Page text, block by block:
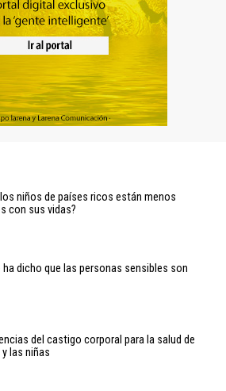
niños de países ricos están menos
con sus vidas?
ha dicho que las personas sensibles son
del castigo corporal para la salud de
las niñas